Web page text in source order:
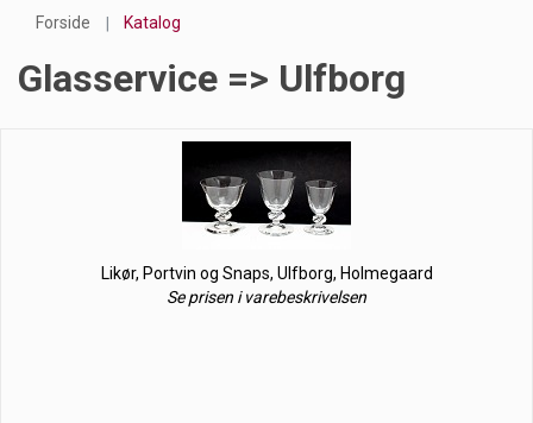
Forside Katalog
Glasservice => Ulfborg
Likør, Portvin og Snaps, Ulfborg, Holmegaard
Se prisen i varebeskrivelsen